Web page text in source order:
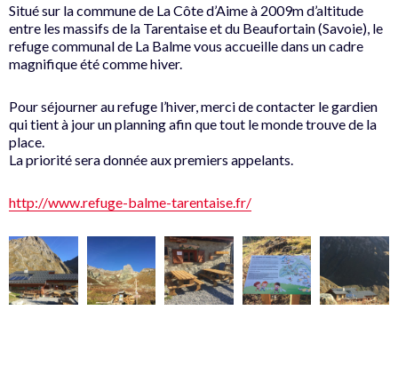
Situé sur la commune de La Côte d’Aime à 2009m d’altitude
entre les massifs de la Tarentaise et du Beaufortain (Savoie), le
refuge communal de La Balme vous accueille dans un cadre
magnifique été comme hiver.
Pour séjourner au refuge l’hiver, merci de contacter le gardien
qui tient à jour un planning afin que tout le monde trouve de la
place.
La priorité sera donnée aux premiers appelants.
http://www.refuge-balme-tarentaise.fr/